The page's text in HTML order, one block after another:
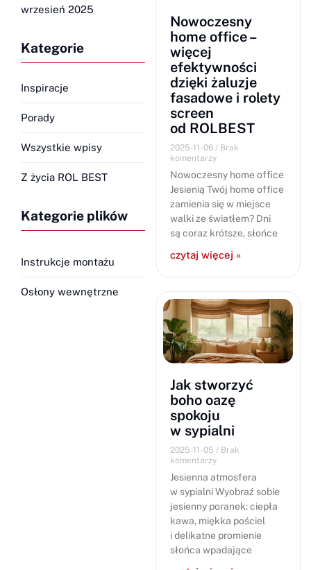
wrzesień 2025
Kategorie
Inspiracje
Porady
Wszystkie wpisy
Z życia ROL BEST
Kategorie plików
Instrukcje montażu
Osłony wewnętrzne
Nowoczesny
home office –
więcej
efektywności
dzięki żaluzje
fasadowe i rolety
screen
od ROLBEST
2025-11-06
Brak
komentarzy
Nowoczesny home office
Jesienią Twój home office
zamienia się w miejsce
walki ze światłem? Dni
są coraz krótsze, słońce
czytaj więcej »
Jak stworzyć
boho oazę
spokoju
w sypialni
2025-11-05
Brak
komentarzy
Jesienna atmosfera
w sypialni Wyobraź sobie
jesienny poranek: ciepła
kawa, miękka pościel
i delikatne promienie
słońca wpadające